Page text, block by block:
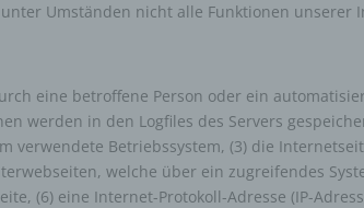
Umständen nicht alle Funktionen
eine betroffene Person oder ein
werden in den Logfiles des Servers
verwendete Betriebssystem, (3) die
welche über ein zugreifendes
(6) eine Internet-Protokoll-Adresse (IP-
zu analysieren oder vorherzusagen.
ist die Verarbeitung personenbezogener
Informationen nicht mehr einer
werden können, sofern diese
aufbewahrt werden und technischen und
unterliegen, die gewährleisten,